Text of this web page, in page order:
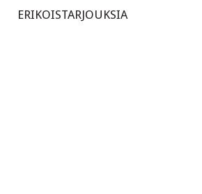
ERIKOISTARJOUKSIA